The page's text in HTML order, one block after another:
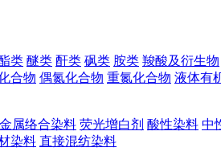
类 醚类 酐类 砜类 胺类 羧酸及衍生物
合物 偶氮化合物 重氮化合物 液体有
金属络合染料 荧光增白剂 酸性染料 中
染料 直接混纺染料